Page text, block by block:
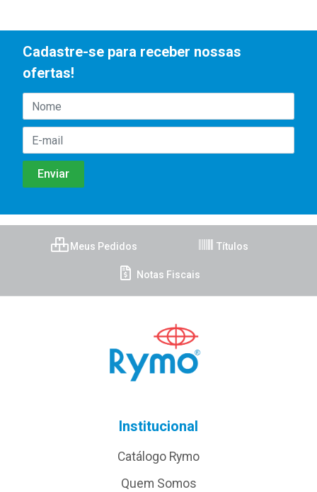
Cadastre-se para receber nossas
ofertas!
Meus Pedidos Títulos
Notas Fiscais
Institucional
Catálogo Rymo
Quem Somos